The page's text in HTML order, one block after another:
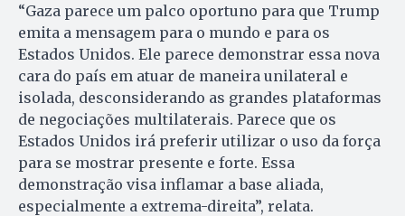
“Gaza parece um palco oportuno para que Trump
emita a mensagem para o mundo e para os
Estados Unidos. Ele parece demonstrar essa nova
cara do país em atuar de maneira unilateral e
isolada, desconsiderando as grandes plataformas
de negociações multilaterais. Parece que os
Estados Unidos irá preferir utilizar o uso da força
para se mostrar presente e forte. Essa
demonstração visa inflamar a base aliada,
especialmente a extrema-direita”, relata.